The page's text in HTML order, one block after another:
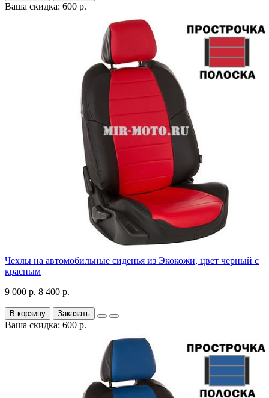
Ваша скидка: 600 р.
Чехлы на автомобильные сиденья из Экокожи, цвет черный с
красным
9 000 р. 8 400 р.
В корзину Заказать
Ваша скидка: 600 р.